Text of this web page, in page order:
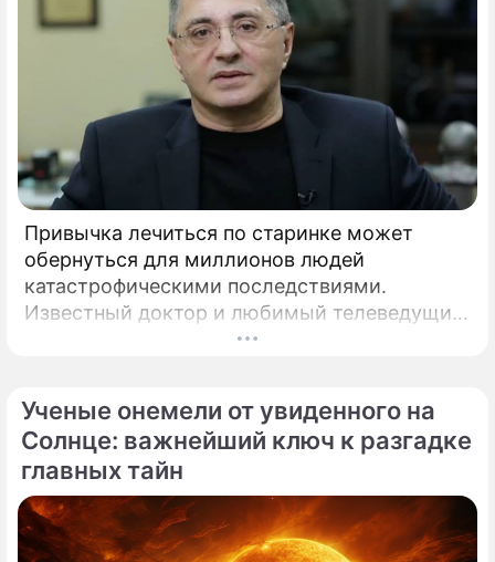
Привычка лечиться по старинке может
обернуться для миллионов людей
катастрофическими последствиями.
Известный доктор и любимый телеведущий
миллионов Александр Мясников обратил
перечеркнул все наши прошлые
представления о здоровье.
Ученые онемели от увиденного на
Солнце: важнейший ключ к разгадке
главных тайн